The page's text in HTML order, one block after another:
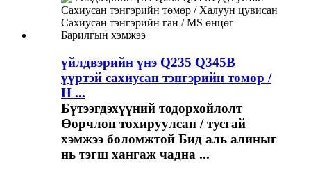
үйлдвэрийн үнэ Q235 Q345B
үүртэй сахиусан тэнгэрийн төмөр /
H ...
Бүтээгдэхүүний тодорхойлолт
Өөрчлөн тохируулсан / тусгай
хэмжээ боломжтой Бид аль алиныг
нь тэгш хангаж чадна ...